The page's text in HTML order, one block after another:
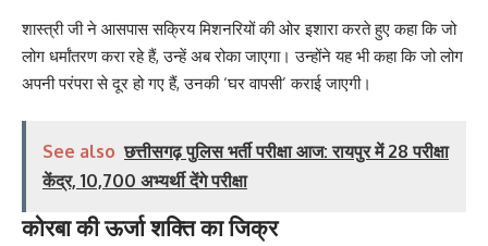
शास्त्री जी ने आसपास सक्रिय मिशनरियों की ओर इशारा करते हुए कहा कि जो
लोग धर्मांतरण करा रहे हैं, उन्हें अब रोका जाएगा। उन्होंने यह भी कहा कि जो लोग
अपनी परंपरा से दूर हो गए हैं, उनकी ‘घर वापसी’ कराई जाएगी।
See also छत्तीसगढ़ पुलिस भर्ती परीक्षा आज: रायपुर में 28 परीक्षा
केंद्र, 10,700 अभ्यर्थी देंगे परीक्षा
कोरबा की ऊर्जा शक्ति का जिक्र